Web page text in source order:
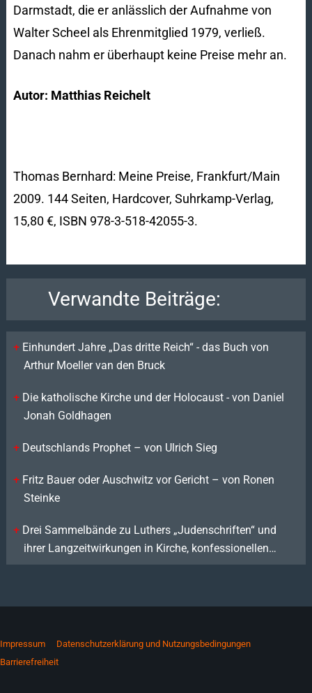
Darmstadt, die er anlässlich der Aufnahme von
Walter Scheel als Ehrenmitglied 1979, verließ.
Danach nahm er überhaupt keine Preise mehr an.
Autor: Matthias Reichelt
Thomas Bernhard: Meine Preise, Frankfurt/Main
2009. 144 Seiten, Hardcover, Suhrkamp-Verlag,
15,80 €, ISBN 978-3-518-42055-3.
Verwandte Beiträge:
Einhundert Jahre „Das dritte Reich“ - das Buch von
Arthur Moeller van den Bruck
Die katholische Kirche und der Holocaust - von Daniel
Jonah Goldhagen
Deutschlands Prophet – von Ulrich Sieg
Fritz Bauer oder Auschwitz vor Gericht – von Ronen
Steinke
Drei Sammelbände zu Luthers „Judenschriften“ und
ihrer Langzeitwirkungen in Kirche, konfessionellen…
Impressum
Datenschutzerklärung und Nutzungsbedingungen
Barrierefreiheit